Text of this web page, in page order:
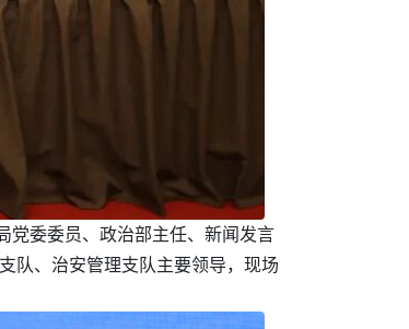
党委委员、政治部主任、新闻发言
队、治安管理支队主要领导，现场